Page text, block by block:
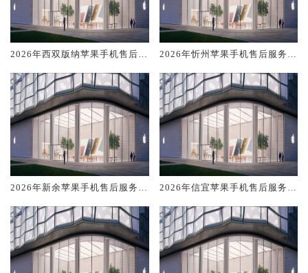
2026年西双版纳苹果手机售后服
口碑排名对比知名
2026年忻州苹果手机售后服务维
排名对比知名
2026年新余苹果手机售后服务维
排名对比知名
2026年信宜苹果手机售后服务维
排名对比知名